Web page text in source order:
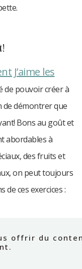
J’aime les
de pouvoir créer à
de démontrer que
Bons au goût et
abordables à
des fruits et
on peut toujours
de ces exercices :